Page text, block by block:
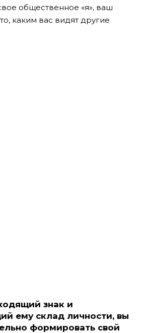
общественное «я», ваш
каким вас видят другие
знак и
ему склад личности, вы
формировать свой